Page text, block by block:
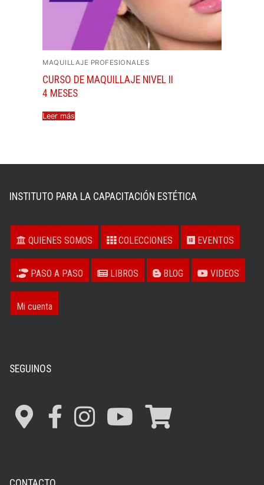
MAQUILLAJE PROFESIONALES
CURSO DE MAQUILLAJE NIVEL II
4 MESES
Leer más
INSTITUTO PARA LA CAPACITACIÓN ESTÉTICA
QUIENES SOMOS COLECCIONES EVENTOS
PASO A PASO LIBROS BLOG VIDEOS
Mi cuenta
SEGUINOS